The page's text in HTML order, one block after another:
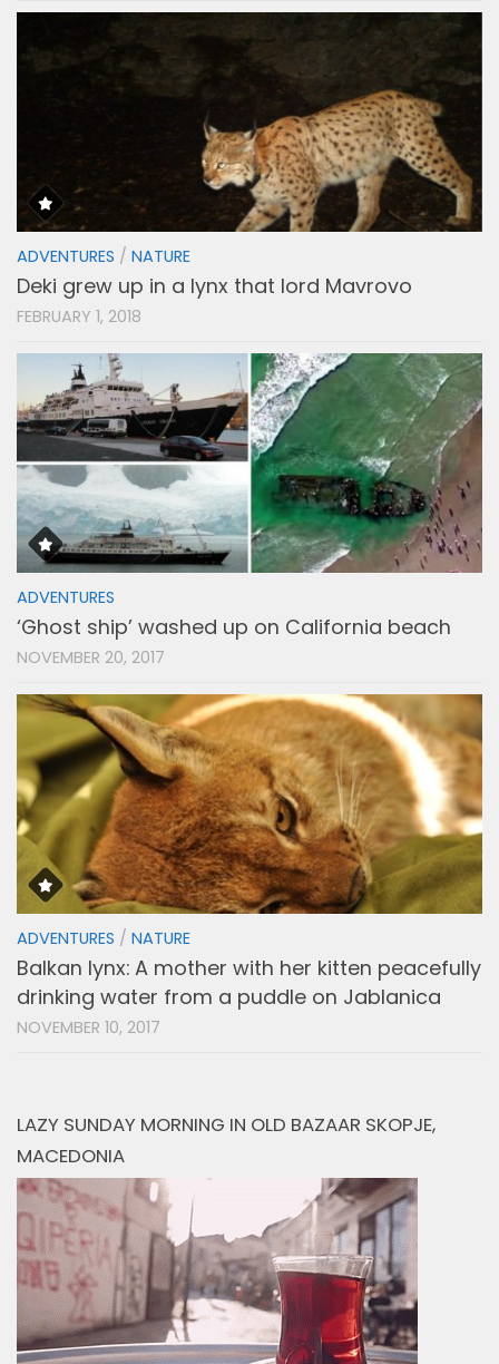
ADVENTURES / NATURE
Deki grew up in a lynx that lord Mavrovo
FEBRUARY 1, 2018
ADVENTURES
‘Ghost ship’ washed up on California beach
NOVEMBER 20, 2017
ADVENTURES / NATURE
Balkan lynx: A mother with her kitten peacefully
drinking water from a puddle on Jablanica
NOVEMBER 10, 2017
LAZY SUNDAY MORNING IN OLD BAZAAR SKOPJE,
MACEDONIA